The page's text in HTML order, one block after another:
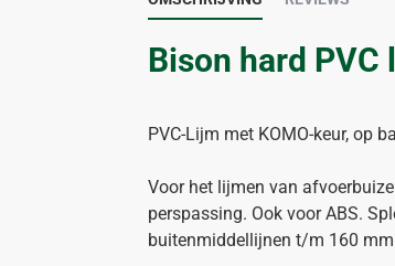
Bison hard PVC
PVC-Lijm met KOMO-keur, op
Voor het lijmen van
perspassing. Ook voor ABS.
buitenmiddellijnen t/m 160